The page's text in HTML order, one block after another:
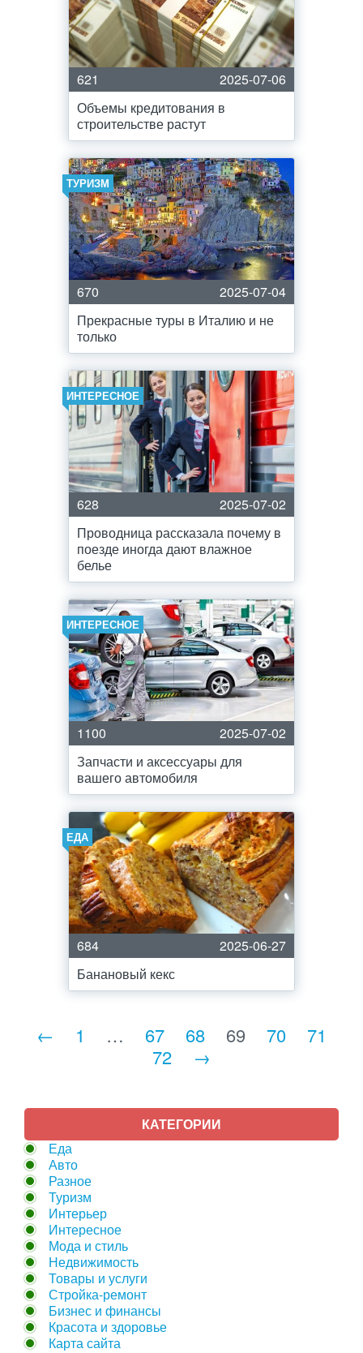
621
2025-07-06
Объемы кредитования в
строительстве растут
ТУРИЗМ
670
2025-07-04
Прекрасные туры в Италию и не
только
ИНТЕРЕСНОЕ
628
2025-07-02
Проводница рассказала почему в
поезде иногда дают влажное
белье
ИНТЕРЕСНОЕ
1100
2025-07-02
Запчасти и аксессуары для
вашего автомобиля
ЕДА
684
2025-06-27
Банановый кекс
← 1 … 67 68 69 70
71
72
→
КАТЕГОРИИ
Еда
Авто
Разное
Туризм
Интерьер
Интересное
Мода и стиль
Недвижимость
Товары и услуги
Стройка-ремонт
Бизнес и финансы
Красота и здоровье
Карта сайта